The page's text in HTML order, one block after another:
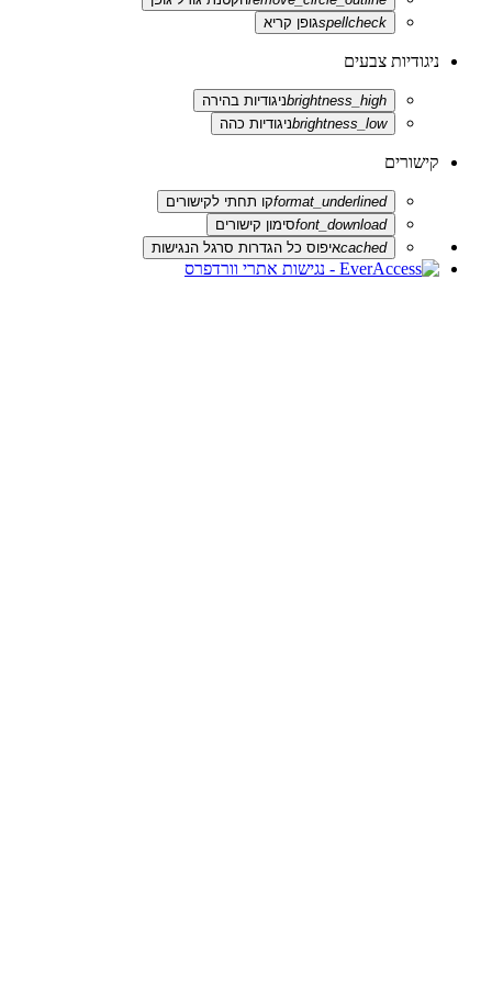
spellcheckגופן קריא
ניגודיות צבעים
brightness_highניגודיות בהירה
brightness_lowניגודיות כהה
קישורים
format_underlinedקו תחתי לקישורים
font_downloadסימון קישורים
cachedאיפוס כל הגדרות סרגל הנגישות